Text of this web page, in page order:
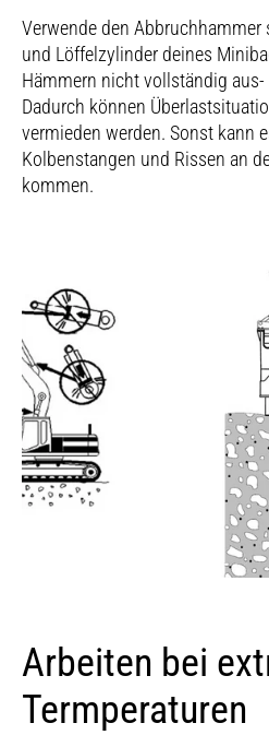
Verwende den Abbruchhammer
und Löffelzylinder deines
Hämmern nicht vollständig
Dadurch können
vermieden werden. Sonst kann
Kolbenstangen und Rissen an
kommen.
Arbeiten bei
Termperaturen